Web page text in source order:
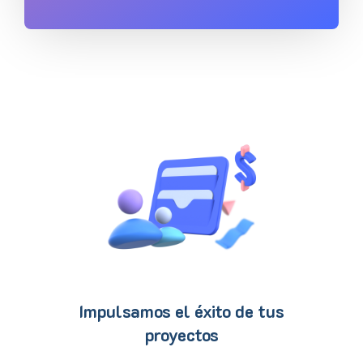
Impulsamos el éxito de tus
proyectos